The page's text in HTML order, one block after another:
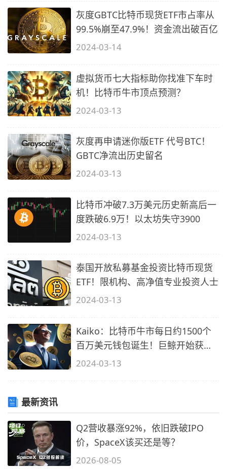
灰度GBTC比特币现货ETF市占率从
99.5%崩至47.9%！资金流出破百亿
2024-03-14
虚拟货币七大指标助你找准下车时
机！比特币牛市顶点预测？
2024-03-13
灰度再申请迷你版ETF 代号BTC！
GBTC净流出历史留名
2024-03-13
比特币冲破7.3万美元历史新高后一
度跌破6.9万！以太坊失守3900
2024-03-13
泰国开放私募基金投资比特币现货
ETF！限机构、高净值专业投资人士
2024-03-13
Kaiko：比特币牛市每日约1500个
百万美元钱包诞生！巨鲸开始获利
了结
2024-03-13
最新资讯
Q2营收暴涨92%，依旧跌破IPO
价，SpaceX该买还是等？
2026-08-05